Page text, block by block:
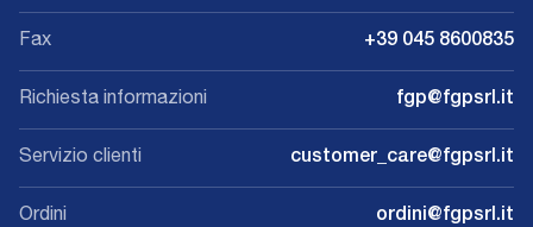
Fax +39 045 8600835
Richiesta informazioni fgp@fgpsrl.it
Servizio clienti customer_care@fgpsrl.it
Ordini ordini@fgpsrl.it